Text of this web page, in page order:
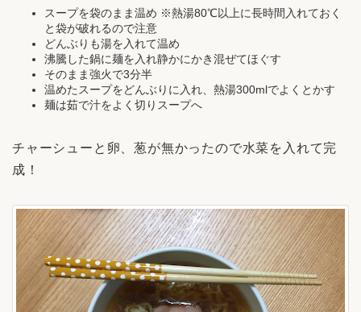
スープを袋のまま温め ※熱湯80℃以上に長時間入れておく
と袋が破れるので注意
どんぶりも湯を入れて温め
沸騰した鍋に麺を入れ静かにかき混ぜてほぐす
そのまま強火で3分半
温めたスープをどんぶりに入れ、熱湯300mlでよくとかす
麺は茹で汁をよく切りスープへ
チャーシューと卵、葱が無かったので水菜を入れて完
成！